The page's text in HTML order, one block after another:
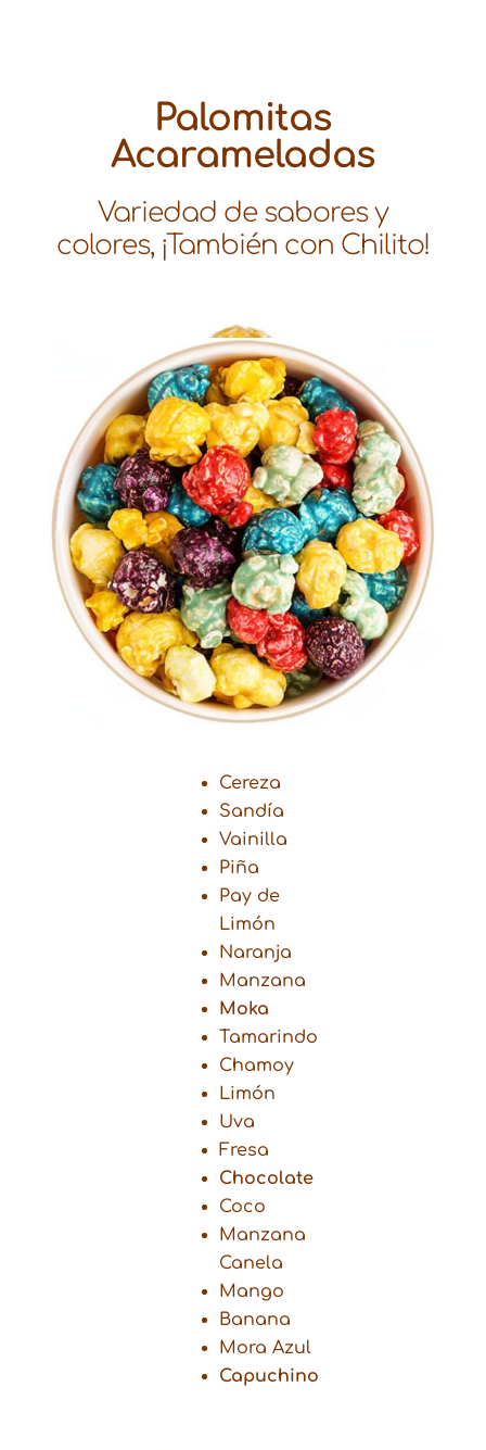
Palomitas
Acarameladas
Variedad de sabores y
colores, ¡También con Chilito!
Cereza
Sandía
Vainilla
Piña
Pay de
Limón
Naranja
Manzana
Moka
Tamarindo
Chamoy
Limón
Uva
Fresa
Chocolate
Coco
Manzana
Canela
Mango
Banana
Mora Azul
Capuchino